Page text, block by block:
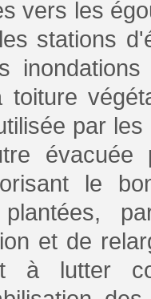
vers les
stations
toiture
par
évacuée
le
plantées,
et de
à lutter